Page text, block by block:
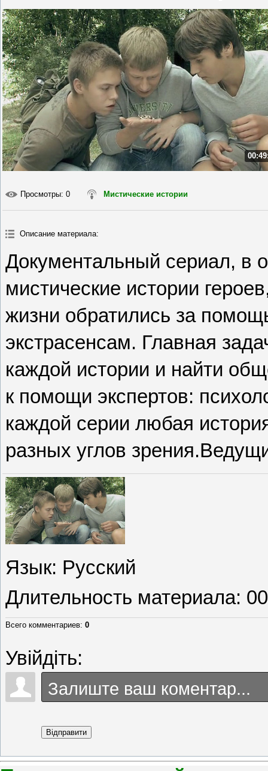
Просмотры: 0 Мистические истории
Описание материала:
Документальный сериал, в
мистические истории
жизни обратились за
экстрасенсам. Главная
каждой истории и найти
к помощи экспертов:
каждой серии любая
разных углов
Язык: Русский
Длительность материала:
Всего комментариев: 0
Увійдіть:
Відправити